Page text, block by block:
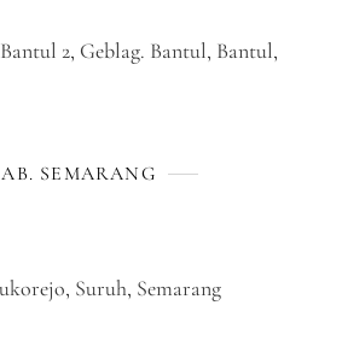
2, Geblag. Bantul, Bantul,
SEMARANG
Suruh, Semarang